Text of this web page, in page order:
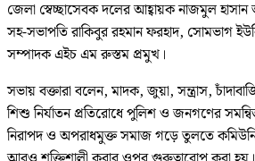
জেলা স্বেচ্ছাসেবক দলের আহ্বায়ক নাজমুল
সহ-সভাপতি রাকিবুর রহমান ফরহাদ, সোমভাগ
সম্পাদক এইচ এম রুস্তম প্রমুখ।
সভায় বক্তারা বলেন, মাদক, জুয়া, সন্ত্রাস,
শিশু নির্যাতন প্রতিরোধে পুলিশ ও জনগণের
নিরাপদ ও অপরাধমুক্ত সমাজ গড়ে তুলতে